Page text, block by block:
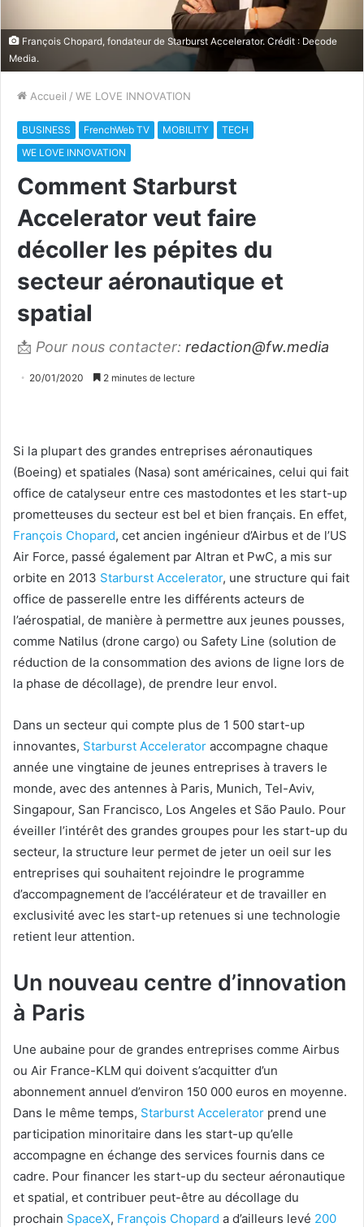
François Chopard, fondateur de Starburst Accelerator. Crédit : Decode
Media.
Accueil / WE LOVE INNOVATION
BUSINESS FrenchWeb TV MOBILITY
TECH
WE LOVE INNOVATION
Comment Starburst
Accelerator veut faire
décoller les pépites du
secteur aéronautique et
spatial
📩 Pour nous contacter: redaction@fw.media
20/01/2020 2 minutes de lecture
Si la plupart des grandes entreprises aéronautiques
(Boeing) et spatiales (Nasa) sont américaines, celui qui fait
office de catalyseur entre ces mastodontes et les start-up
prometteuses du secteur est bel et bien français. En effet,
François Chopard, cet ancien ingénieur d’Airbus et de l’US
Air Force, passé également par Altran et PwC, a mis sur
orbite en 2013 Starburst Accelerator, une structure qui fait
office de passerelle entre les différents acteurs de
l’aérospatial, de manière à permettre aux jeunes pousses,
comme Natilus (drone cargo) ou Safety Line (solution de
réduction de la consommation des avions de ligne lors de
la phase de décollage), de prendre leur envol.
Dans un secteur qui compte plus de 1 500 start-up
innovantes, Starburst Accelerator accompagne chaque
année une vingtaine de jeunes entreprises à travers le
monde, avec des antennes à Paris, Munich, Tel-Aviv,
Singapour, San Francisco, Los Angeles et São Paulo. Pour
éveiller l’intérêt des grandes groupes pour les start-up du
secteur, la structure leur permet de jeter un oeil sur les
entreprises qui souhaitent rejoindre le programme
d’accompagnement de l’accélérateur et de travailler en
exclusivité avec les start-up retenues si une technologie
retient leur attention.
Un nouveau centre d’innovation
à Paris
Une aubaine pour de grandes entreprises comme Airbus
ou Air France-KLM qui doivent s’acquitter d’un
abonnement annuel d’environ 150 000 euros en moyenne.
Dans le même temps, Starburst Accelerator prend une
participation minoritaire dans les start-up qu’elle
accompagne en échange des services fournis dans ce
cadre. Pour financer les start-up du secteur aéronautique
et spatial, et contribuer peut-être au décollage du
prochain SpaceX, François Chopard a d’ailleurs levé 200